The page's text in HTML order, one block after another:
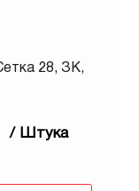
28, ЗК,
/ Штука